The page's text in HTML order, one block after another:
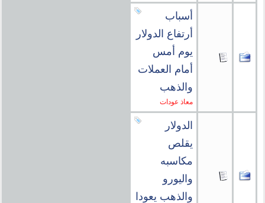
أسباب
أرتفاع الدولار
يوم أمس
أمام العملات
والذهب
معاذ عودات
الدولار
يقلص
مكاسبه
واليورو
والذهب يعودا